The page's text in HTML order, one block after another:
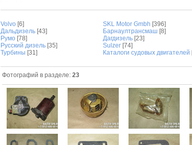
Volvo [6] SKL Motor Gmbh [396]
Дальдизель [43] Барнаултрансмаш [8]
Румо [78] Дагдизель [23]
Русский дизель [35] Sulzer [74]
Турбины [31] Каталоги судовых двигателей
Фотографий в разделе: 23